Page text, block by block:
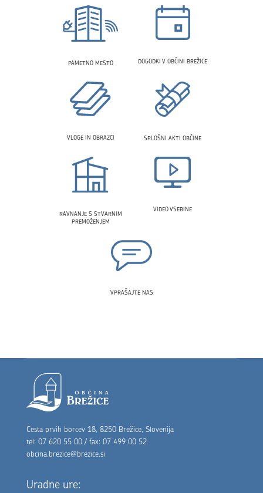
PAMETNO MESTO DOGODKI V OBČINI BREŽICE
VLOGE IN OBRAZCI SPLOŠNI AKTI OBČINE
RAVNANJE S STVARNIM
PREMOŽENJEM
VIDEO VSEBINE
VPRAŠAJTE NAS
Noga strani
Cesta prvih borcev 18, 8250 Brežice, Slovenija
tel: 07 620 55 00 / fax: 07 499 00 52
obcina.brezice@brezice.si
Uradne ure: